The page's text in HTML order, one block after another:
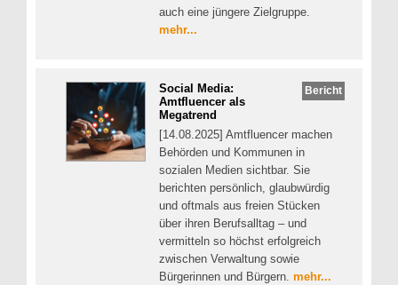
auch eine jüngere Zielgruppe.
mehr...
Bericht
Social Media:
Amtfluencer als
Megatrend
[14.08.2025] Amtfluencer machen
Behörden und Kommunen in
sozialen Medien sichtbar. Sie
berichten persönlich, glaubwürdig
und oftmals aus freien Stücken
über ihren Berufsalltag – und
vermitteln so höchst erfolgreich
zwischen Verwaltung sowie
Bürgerinnen und Bürgern. mehr...